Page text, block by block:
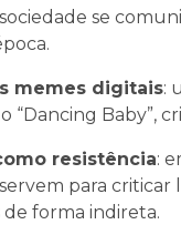
se
memes digitais:
“Dancing Baby”,
resistência:
para criticar
de forma indireta.